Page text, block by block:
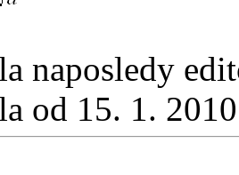
naposledy
od 15. 1.